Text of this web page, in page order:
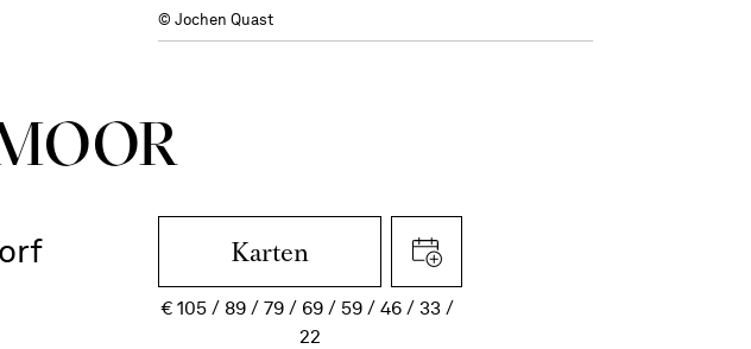
© Jochen Quast
Karten
€105 89 79 69 59 46
33
22